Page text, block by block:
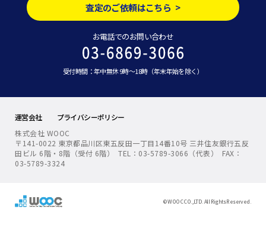
査定のご依頼はこちら >
お電話でのお問い合わせ
受付時間：年中無休 9時～18時（年末年始を除く）
運営会社
プライバシーポリシー
株式会社 WOOC
〒141-0022 東京都品川区東五反田一丁目14番10号 三井住友銀行五反
田ビル 6階・8階（受付 6階） TEL：03-5789-3066（代表） FAX：
03-5789-3324
© WOOC CO.,LTD. All Rights Reserved.